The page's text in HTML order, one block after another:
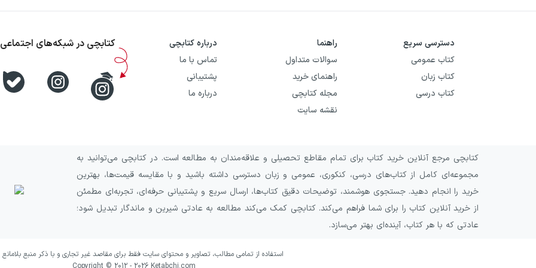
دسترسی سریع
کتاب عمومی
کتاب زبان
کتاب درسی
راهنما
سوالات متداول
راهنمای خرید
مجله کتابچی
نقشه سایت
درباره کتابچی
تماس با ما
پشتیبانی
درباره ما
کتابچی در شبکه‌های اجتماعی
کتابچی مرجع آنلاین خرید کتاب برای تمام مقاطع تحصیلی و علاقه‌مندان به مطالعه است. در کتابچی می‌توانید به
مجموعه‌ای کامل از کتاب‌های درسی، کنکوری، عمومی و زبان دسترسی داشته باشید و با مقایسه قیمت‌ها، بهترین
خرید را انجام دهید. جستجوی هوشمند، توضیحات دقیق کتاب‌ها، ارسال سریع و پشتیبانی حرفه‌ای، تجربه‌ای مطمئن
از خرید آنلاین کتاب را برای شما فراهم می‌کند. کتابچی کمک می‌کند مطالعه به عادتی شیرین و ماندگار تبدیل شود؛
عادتی که با هر کتاب، آینده‌ای بهتر می‌سازد.
استفاده از تمامی مطالب، تصاویر و محتوای سایت فقط برای مقاصد غیر تجاری و با ذکر منبع